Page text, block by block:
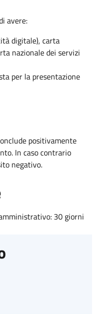
avere:
digitale), carta
nazionale dei servizi
per la presentazione
positivamente
In caso contrario
negativo.
30 giorni